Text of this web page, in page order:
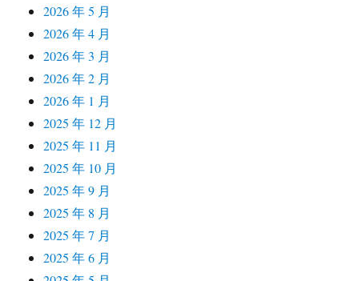
2026 年 5 月
2026 年 4 月
2026 年 3 月
2026 年 2 月
2026 年 1 月
2025 年 12 月
2025 年 11 月
2025 年 10 月
2025 年 9 月
2025 年 8 月
2025 年 7 月
2025 年 6 月